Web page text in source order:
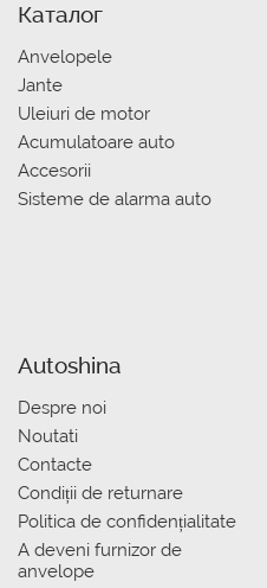
Каталог
Anvelopele
Jante
Uleiuri de motor
Acumulatoare auto
Accesorii
Sisteme de alarma auto
Autoshina
Despre noi
Noutati
Contacte
Condiții de returnare
Politica de confidențialitate
A deveni furnizor de
anvelope